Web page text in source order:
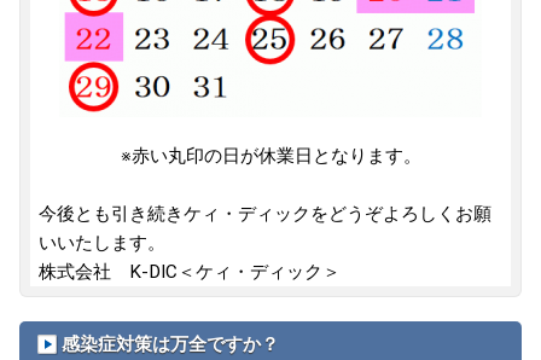
※赤い丸印の日が休業日となります。
今後とも引き続きケィ・ディックをどうぞよろしくお願
いいたします。
株式会社 K-DIC＜ケィ・ディック＞
感染症対策は万全ですか？